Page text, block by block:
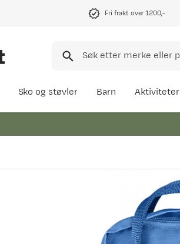
Fri frakt over 1200,-
Sko og støvler Barn Aktiviteter